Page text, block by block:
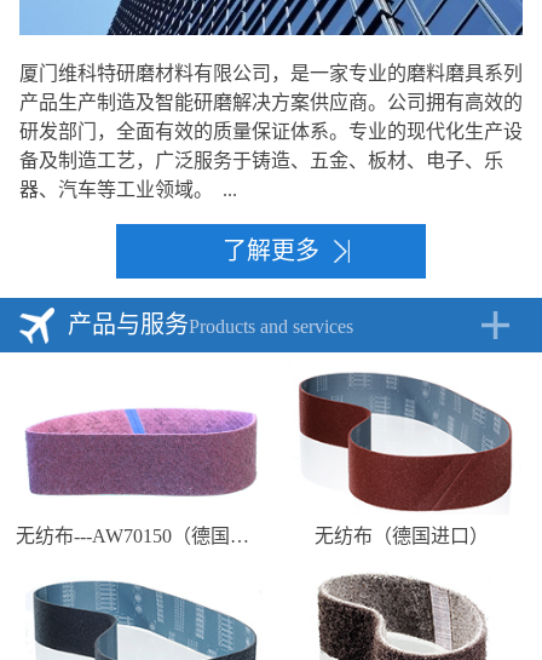
厦门维科特研磨材料有限公司，是一家专业的磨料磨具系列
产品生产制造及智能研磨解决方案供应商。公司拥有高效的
研发部门，全面有效的质量保证体系。专业的现代化生产设
备及制造工艺，广泛服务于铸造、五金、板材、电子、乐
器、汽车等工业领域。 ...
了解更多
产品与服务Products and services
无纺布---AW70150（德国进口） 无纺布（德国进口）